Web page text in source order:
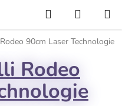
Hledat
KOŠÍK
90cm Laser Technologie
Rodeo